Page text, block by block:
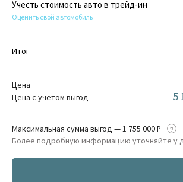
Учесть стоимость авто в трейд-ин
Оценить свой автомобиль
Итог
Цена
Цена с учетом выгод
5
Максимальная сумма выгод — 1 755 000 ₽
Более подробную информацию уточняйте у